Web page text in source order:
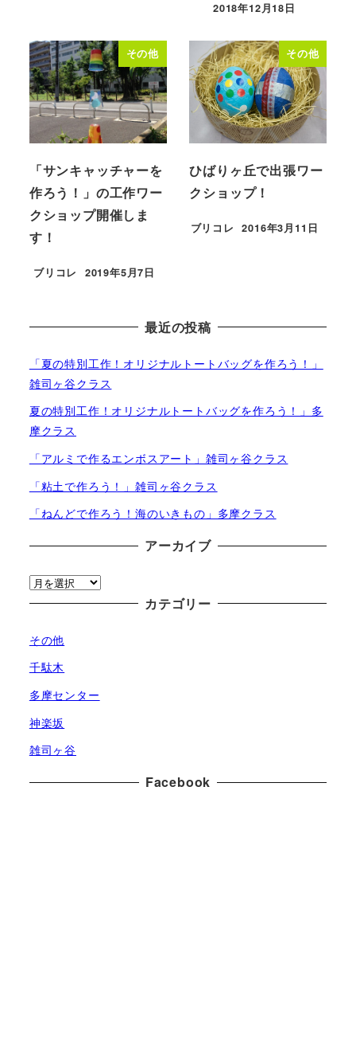
投稿日
2018年12月18日
その他
「サンキャッチャーを
作ろう！」の工作ワー
クショップ開催しま
す！
ブリコレ
投稿日
2019年5月7日
その他
ひばりヶ丘で出張ワー
クショップ！
ブリコレ
投稿日
2016年3月11日
最近の投稿
「夏の特別工作！オリジナルトートバッグを作ろう！」
雑司ヶ谷クラス
夏の特別工作！オリジナルトートバッグを作ろう！」多
摩クラス
「アルミで作るエンボスアート」雑司ヶ谷クラス
「粘土で作ろう！」雑司ヶ谷クラス
「ねんどで作ろう！海のいきもの」多摩クラス
アーカイブ
ア
ー
イ
ブ
カテゴリー
その他
千駄木
多摩センター
神楽坂
雑司ヶ谷
Facebook